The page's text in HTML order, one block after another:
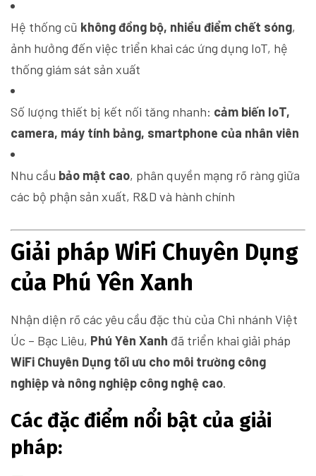
Hệ thống cũ không đồng bộ, nhiều điểm chết sóng,
ảnh hưởng đến việc triển khai các ứng dụng IoT, hệ
thống giám sát sản xuất
Số lượng thiết bị kết nối tăng nhanh: cảm biến IoT,
camera, máy tính bảng, smartphone của nhân viên
Nhu cầu bảo mật cao, phân quyền mạng rõ ràng giữa
các bộ phận sản xuất, R&D và hành chính
Giải pháp WiFi Chuyên Dụng
của Phú Yên Xanh
Nhận diện rõ các yêu cầu đặc thù của Chi nhánh Việt
Úc – Bạc Liêu, Phú Yên Xanh đã triển khai giải pháp
WiFi Chuyên Dụng tối ưu cho môi trường công
nghiệp và nông nghiệp công nghệ cao.
Các đặc điểm nổi bật của giải
pháp: